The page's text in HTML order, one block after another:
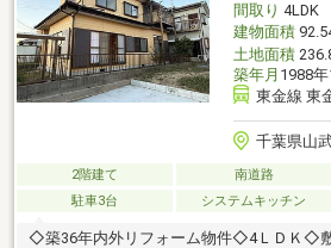
間取り 4LDK
建物面積
土地面積
築年月 1988
東金線 東
千葉県山
2階建て 南道路
駐車3台
システムキッチン
◇築36年内外リフォーム物件◇4ＬＤＫ◇